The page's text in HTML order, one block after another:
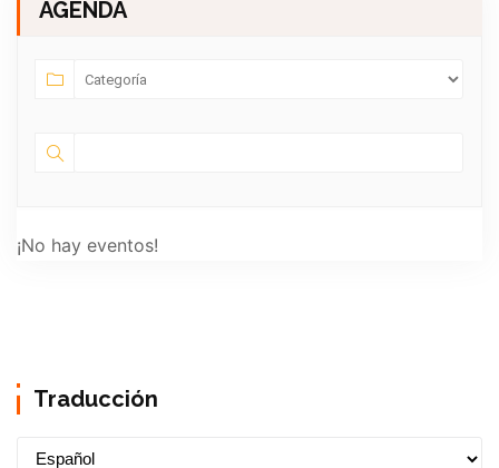
AGENDA
¡No hay eventos!
Traducción